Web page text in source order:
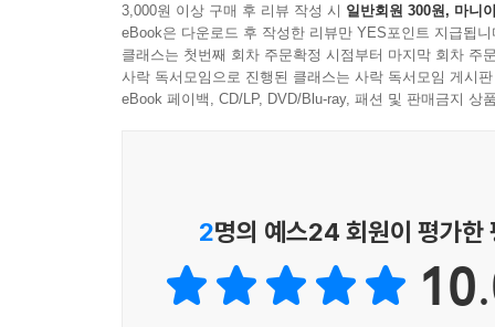
체크하고 다시 읽게 함으로써 온전히 자신의 것으
3,000원 이상 구매 후 리뷰 작성 시 일반회원 300원, 마니
eBook은 다운로드 후 작성한 리뷰만 YES포인트 지급됩니
클래스는 첫번째 회차 주문확정 시점부터 마지막 회차 주
사락 독서모임으로 진행된 클래스는 사락 독서모임 게시
eBook 페이백, CD/LP, DVD/Blu-ray, 패션 및 판매금지 상
2명의 예스24 회원이 평가한